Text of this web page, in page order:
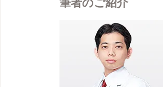
筆者のご紹介